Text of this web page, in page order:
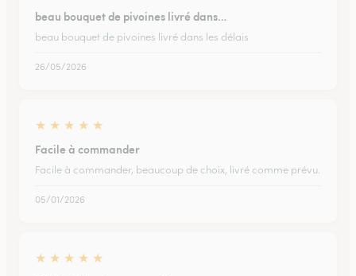
beau bouquet de pivoines livré dans…
beau bouquet de pivoines livré dans les délais
26/05/2026
★ ★ ★ ★ ★
Facile à commander
Facile à commander, beaucoup de choix, livré comme prévu.
05/01/2026
★ ★ ★ ★ ★